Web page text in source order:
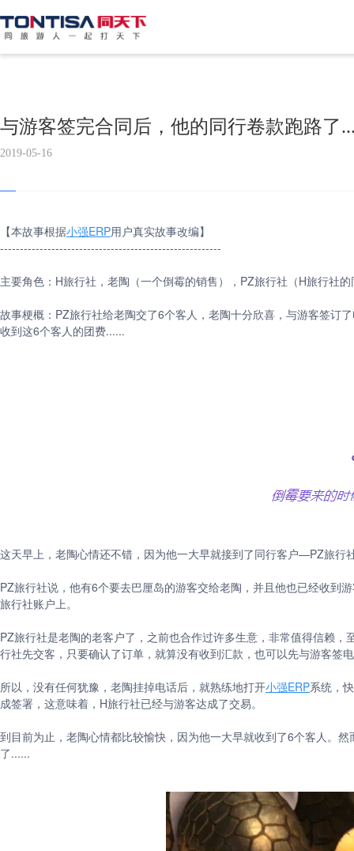
与游客签完合同后，他的同行卷款跑路了
2019-05-16
【本故事根据小强ERP用户真实故事改编】
--------------------------------------------------------
主要角色：H旅行社，老陶（一个倒霉的销售），PZ旅行社（H旅行社
故事梗概：PZ旅行社给老陶交了6个客人，老陶十分欣喜，与游客签订
收到这6个客人的团费......
这天早上，老陶心情还不错，因为他一大早就接到了同行客户—PZ旅行
PZ旅行社说，他有6个要去巴厘岛的游客交给老陶，并且他也已经收到
旅行社账户上。
PZ旅行社是老陶的老客户了，之前也合作过许多生意，非常值得信赖
行社先交客，只要确认了订单，就算没有收到汇款，也可以先与游客签
所以，没有任何犹豫，老陶挂掉电话后，就熟练地打开小强ERP系统，
成签署，这意味着，H旅行社已经与游客达成了交易。
到目前为止，老陶心情都比较愉快，因为他一大早就收到了6个客人。
了......